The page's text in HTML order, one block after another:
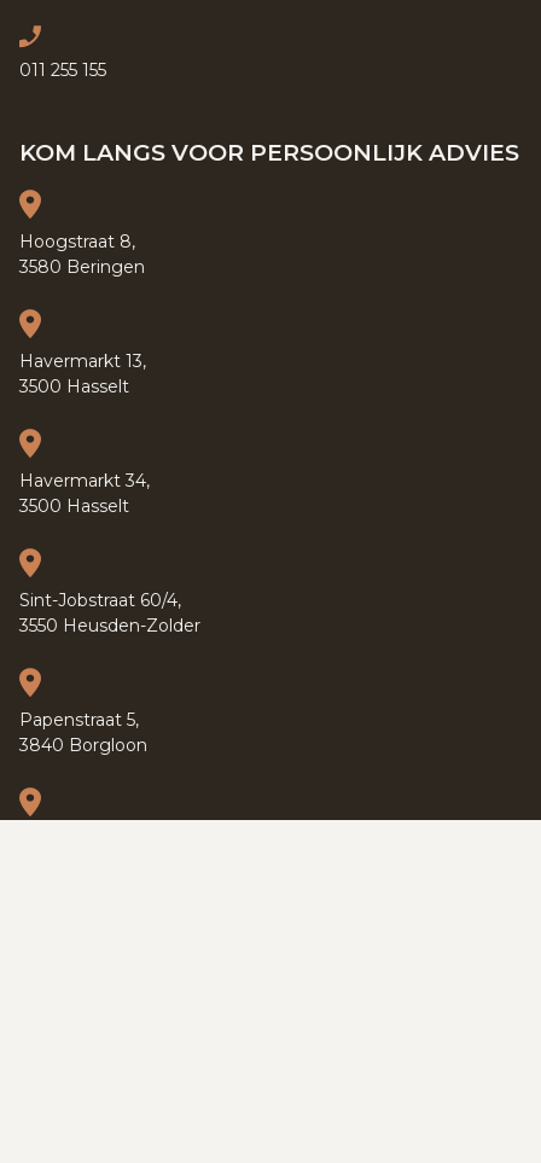
011 255 155
KOM LANGS VOOR PERSOONLIJK ADVIES
Hoogstraat 8,
3580 Beringen
Havermarkt 13,
3500 Hasselt
Havermarkt 34,
3500 Hasselt
Sint-Jobstraat 60/4,
3550 Heusden-Zolder
Papenstraat 5,
3840 Borgloon